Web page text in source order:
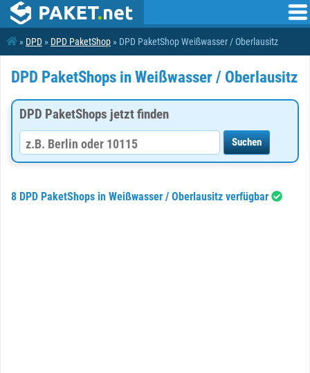
» DPD » DPD PaketShop » DPD PaketShop Weißwasser / Oberlausitz
DPD PaketShops in Weißwasser / Oberlausitz
DPD PaketShops jetzt finden
8 DPD PaketShops in Weißwasser / Oberlausitz verfügbar